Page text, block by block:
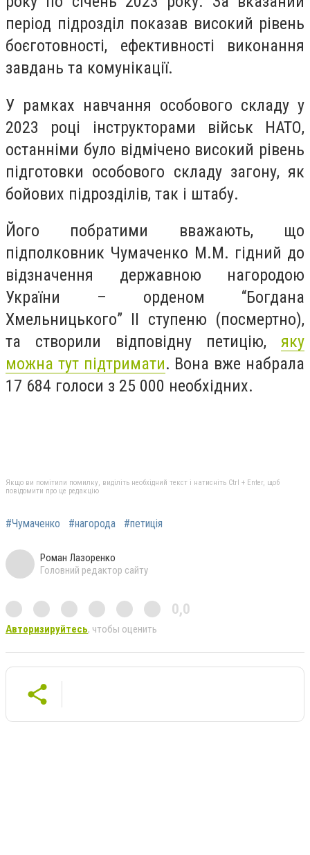
період підрозділ показав високий рівень
боєготовності, ефективності виконання
завдань та комунікації.
У рамках навчання особового складу у
2023 році інструкторами військ НАТО,
останніми було відмічено високий рівень
підготовки особового складу загону, як
бойових підрозділів, так і штабу.
Його побратими вважають, що
підполковник Чумаченко М.М. гідний до
відзначення державною нагородою
України – орденом “Богдана
Хмельницького” ІІ ступеню (посмертно),
та створили відповідну петицію, яку
можна тут підтримати. Вона вже набрала
17 684 голоси з 25 000 необхідних.
Якщо ви помітили помилку, виділіть необхідний текст і натисніть Ctrl + Enter, щоб
повідомити про це редакцію
#Чумаченко #нагорода #петиція
Роман Лазоренко
Головний редактор сайту
0,0
Авторизируйтесь, чтобы оценить